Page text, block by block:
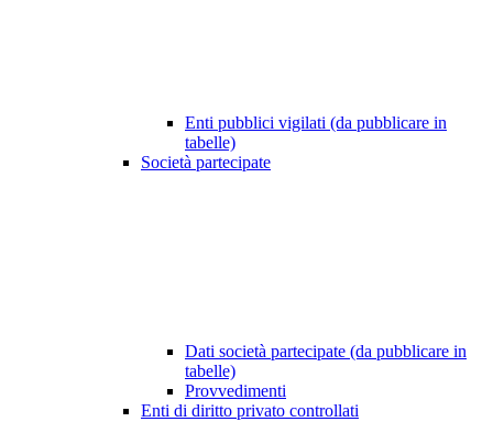
Enti pubblici vigilati (da pubblicare in
tabelle)
Società partecipate
Dati società partecipate (da pubblicare in
tabelle)
Provvedimenti
Enti di diritto privato controllati